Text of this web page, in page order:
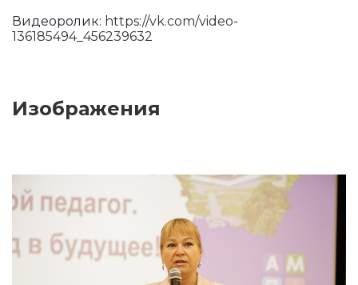
Видеоролик: https://vk.com/video-
136185494_456239632
Изображения